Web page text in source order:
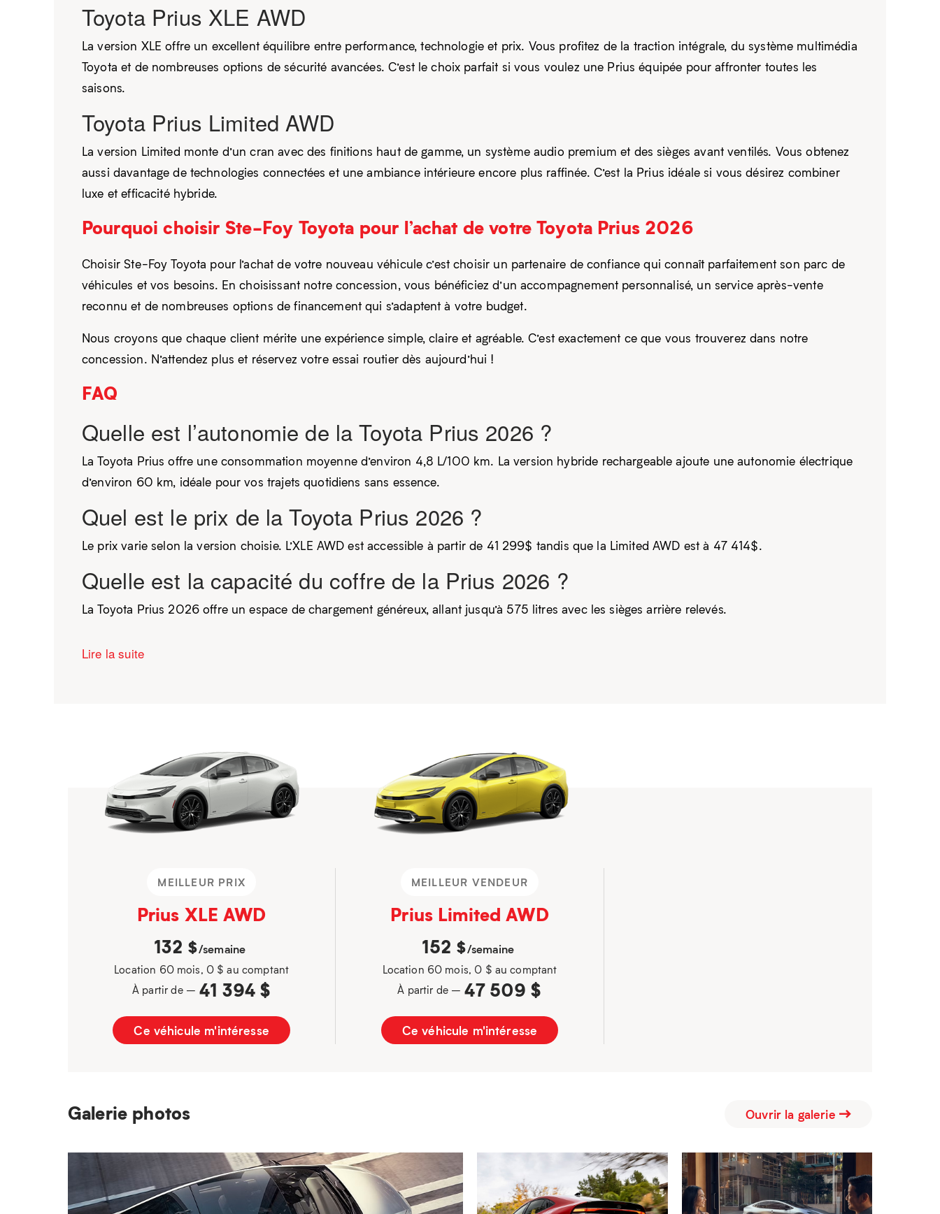
Toyota Prius XLE AWD
La version XLE offre un excellent équilibre entre performance, technologie et prix. Vous profitez de la traction intégrale, du système multimédia
Toyota et de nombreuses options de sécurité avancées. C’est le choix parfait si vous voulez une Prius équipée pour affronter toutes les
saisons.
Toyota Prius Limited AWD
La version Limited monte d’un cran avec des finitions haut de gamme, un système audio premium et des sièges avant ventilés. Vous obtenez
aussi davantage de technologies connectées et une ambiance intérieure encore plus raffinée. C’est la Prius idéale si vous désirez combiner
luxe et efficacité hybride.
Pourquoi choisir Ste-Foy Toyota pour l’achat de votre Toyota Prius 2026
Choisir Ste-Foy Toyota pour l’achat de votre nouveau véhicule c’est choisir un partenaire de confiance qui connaît parfaitement son parc de
véhicules et vos besoins. En choisissant notre concession, vous bénéficiez d’un accompagnement personnalisé, un service après-vente
reconnu et de nombreuses options de financement qui s’adaptent à votre budget.
Nous croyons que chaque client mérite une expérience simple, claire et agréable. C’est exactement ce que vous trouverez dans notre
concession. N’attendez plus et réservez votre essai routier dès aujourd’hui !
FAQ
Quelle est l’autonomie de la Toyota Prius 2026 ?
La Toyota Prius offre une consommation moyenne d’environ 4,8 L/100 km. La version hybride rechargeable ajoute une autonomie électrique
d’environ 60 km, idéale pour vos trajets quotidiens sans essence.
Quel est le prix de la Toyota Prius 2026 ?
Le prix varie selon la version choisie. L’XLE AWD est accessible à partir de 41 299$ tandis que la Limited AWD est à 47 414$.
Quelle est la capacité du coffre de la Prius 2026 ?
La Toyota Prius 2026 offre un espace de chargement généreux, allant jusqu’à 575 litres avec les sièges arrière relevés.
Lire la suite
MEILLEUR PRIX
Prius XLE AWD
132 $/semaine
Location 60 mois, 0 $ au comptant
À partir de – 41 394 $
Ce véhicule m'intéresse
MEILLEUR VENDEUR
Prius Limited AWD
152 $/semaine
Location 60 mois, 0 $ au comptant
À partir de – 47 509 $
Ce véhicule m'intéresse
Galerie photos Ouvrir la galerie